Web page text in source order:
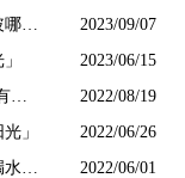
哪个
2023/09/07
2023/06/15
一
2022/08/19
」 2022/06/26
！
2022/06/01